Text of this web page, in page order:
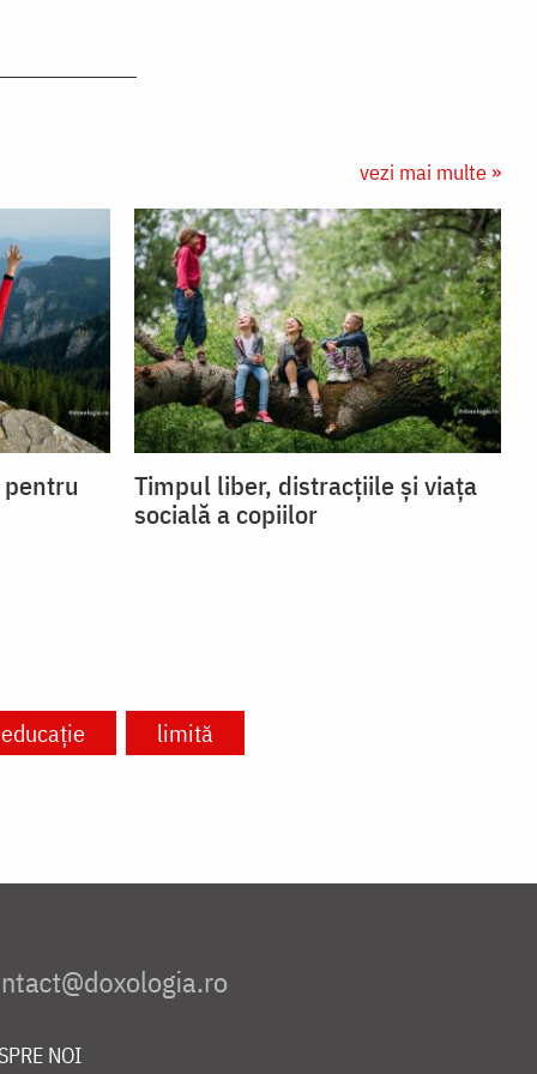
vezi mai multe »
Timpul liber, distracțiile și viața
socială a copiilor
educație limită
NOI